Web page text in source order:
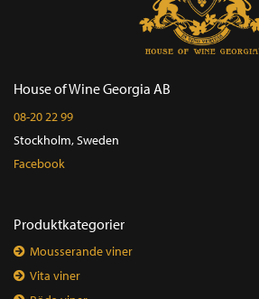
House of Wine Georgia AB
08-20 22 99
Stockholm, Sweden
Facebook
Produktkategorier
Mousserande viner
Vita viner